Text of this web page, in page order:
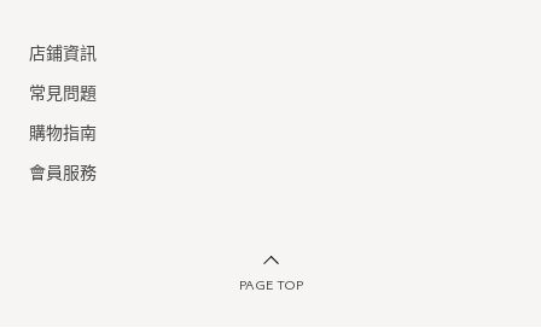
店鋪資訊
常見問題
購物指南
會員服務
PAGE TOP